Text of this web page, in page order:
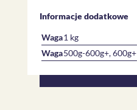
Informacje dodatkowe
Waga1 kg
Waga500g-600g+, 600g+